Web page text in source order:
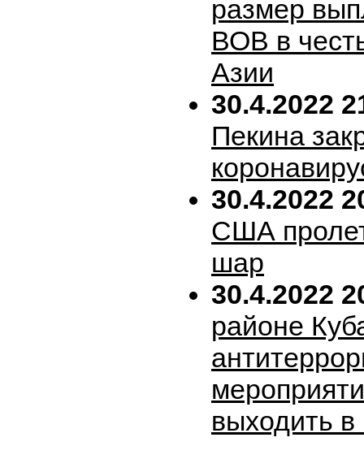
размер
ВОВ в
Азии
30.4.2022
Пекина
30.4.2022
США
шар
30.4.2022
районе
выходить